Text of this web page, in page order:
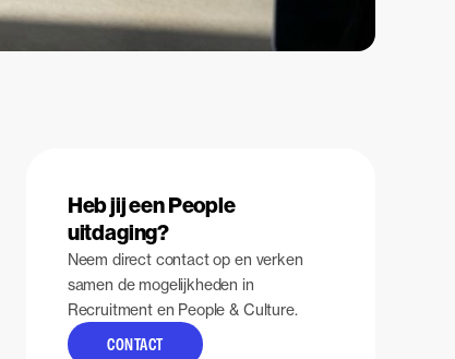
Heb jij een People
uitdaging?
Neem direct contact op en verken
samen de mogelijkheden in
Recruitment en People & Culture.
CONTACT